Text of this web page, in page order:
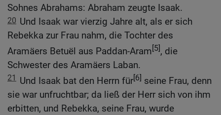
Sohnes Abrahams: Abraham zeugte Isaak.
20 Und Isaak war vierzig Jahre alt, als er sich
Rebekka zur Frau nahm, die Tochter des
Aramäers Betuël aus Paddan-Aram[5], die
Schwester des Aramäers Laban.
21 Und Isaak bat den Herrn für[6] seine Frau, denn
sie war unfruchtbar; da ließ der Herr sich von ihm
erbitten, und Rebekka, seine Frau, wurde